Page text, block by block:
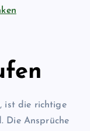
ist die richtige
Die Ansprüche